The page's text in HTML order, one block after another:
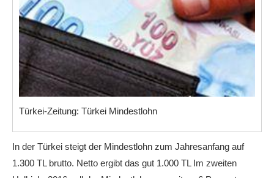
Türkei-Zeitung: Türkei Mindestlohn
In der Türkei steigt der Mindestlohn zum Jahresanfang auf
1.300 TL brutto. Netto ergibt das gut 1.000 TL Im zweiten